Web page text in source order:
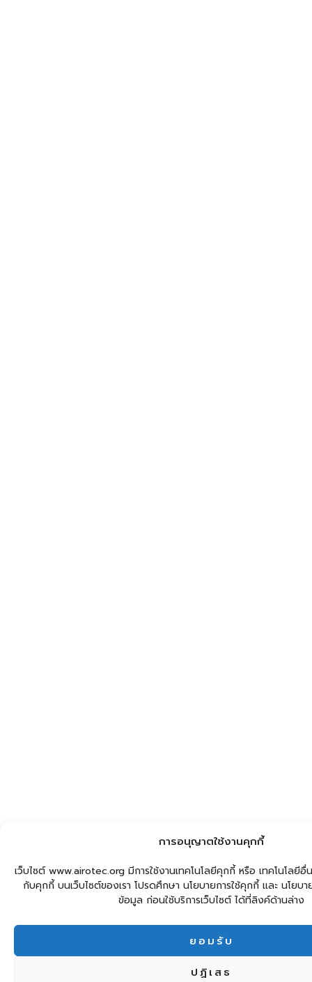
การอนุญาตใช้งานคุกกี้
เว็บไซต์ www.airotec.org มีการใช้งานเทคโนโลยีคุกกี้ หรือ เทคโนโลยี
กับคุกกี้ บนเว็บไซต์ของเรา โปรดศึกษา นโยบายการใช้คุกกี้ และ นโยบ
ข้อมูล ก่อนใช้บริการเว็บไซต์ ได้ที่ลิงค์ด้านล่าง
ยอมรับ
ปฏิเสธ